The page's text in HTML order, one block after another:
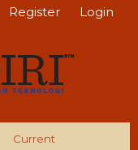
Current
Register Login